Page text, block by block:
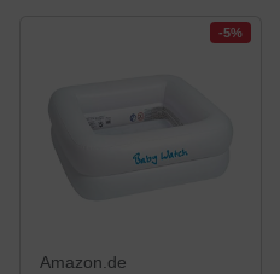
-5%
Amazon.de